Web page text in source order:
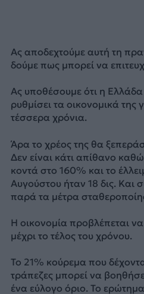
Ας αποδεχτούμε αυτή τη
δούμε πως μπορεί να
Ας υποθέσουμε ότι η
ρυθμίσει τα οικονομικά της
τέσσερα χρόνια.
Άρα το χρέος της θα
Δεν είναι κάτι απίθανο
κοντά στο 160% και το
Αυγούστου ήταν 18 δις. Και
παρά τα μέτρα
Η οικονομία προβλέπεται
μέχρι το τέλος του χρόνου.
Το 21% κούρεμα που
τράπεζες μπορεί να
ένα εύλογο όριο. Το